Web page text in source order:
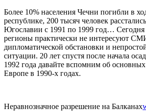
Более 10% населения Чечни погибли в
республике, 200 тысяч человек
Югославии с 1991 по 1999 год… Сегодня
регионы практически не интересуют
дипломатической обстановки и
ситуации. 20 лет спустя после начала
1992 года давайте вспомним об
Европе в 1990-х годах.
Неравнозначное разрешение на Балканах